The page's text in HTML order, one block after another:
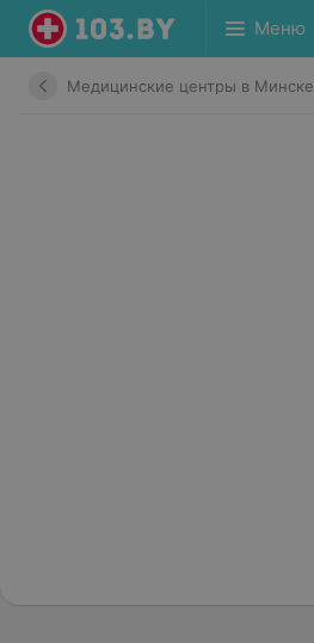
Меню
Медицинские центры в Минске